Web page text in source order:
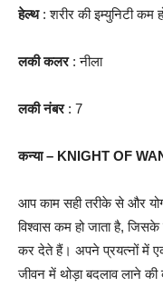
हेल्थ : शरीर की इम्युनिटी कम
लकी कलर : नीला
लकी नंबर : 7
कन्या – KNIGHT OF
आप काम सही तरीके से और
विश्वास कम हो जाता है,
कर देते हैं। अपने प्रयत्नों में
जीवन में थोड़ा बदलाव लाने की